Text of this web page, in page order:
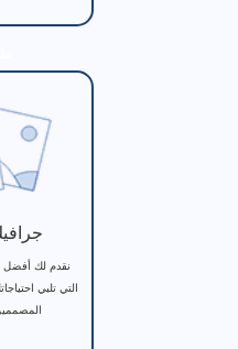
نقدم لك أفضل
التي تلبي